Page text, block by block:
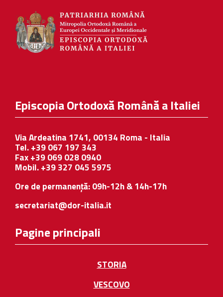
Episcopia Ortodoxă Română a Italiei
Via Ardeatina 1741, 00134 Roma - Italia
Tel. +39 067 197 343
Fax +39 069 028 0940
Mobil. +39 327 045 5975
Ore de permanență: 09h-12h & 14h-17h
secretariat@dor-italia.it
Pagine principali
STORIA
VESCOVO